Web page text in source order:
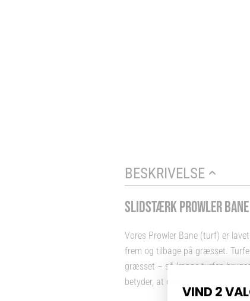
BESKRIVELSE
SLIDSTÆRK PROWLER BANE
Vores Prowler Bane (turf) er
frem og tilbage på græsset.
græsset – så længe turfen
betyder, at dig og dine
VIND 2